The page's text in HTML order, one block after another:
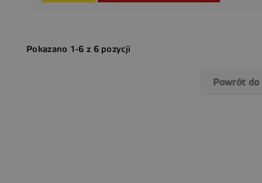
Pokazano 1-6 z 6 pozycji
Powrót